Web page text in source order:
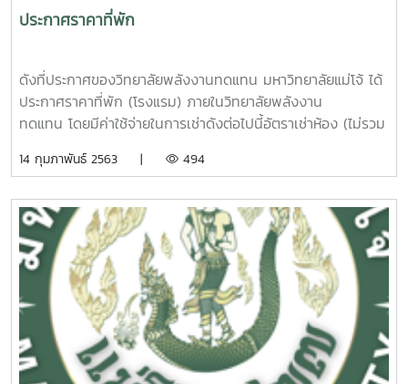
ประกาศราคาที่พัก
ดังที่ประกาศของวิทยาลัยพลังงานทดแทน มหาวิทยาลัยแม่โจ้ ได้
ประกาศราคาที่พัก (โรงแรม) ภายในวิทยาลัยพลังงาน
ทดแทน โดยมีค่าใช้จ่ายในการเช่าดังต่อไปนี้อัตราเช่าห้อง (ไม่รวม
เตียงเสริม 100 บาท/คืนอัตราค่าอาหาร อาหาร
พลังงานทดแทน)ค่าอาหารเช้า ตั้งแต่ 100 บาท/
คน/มื้อ ขึ้นไปค่าอาหารกลางวัน ตั้งแต่ 100 บาท/คน/
มื้อ ขึ้นไปค่าอาหารเย็น ตั้งแต่ 100 บาท/คน/มื้อ
ขึ้นไปค่าอาหารว่างและเครื่องดื่ม ตั้งแต่ 30 บาท/คน/มื้อ ขึ้น
ไปรายละเอียดเพิ่มเติมสามารถอ่านได้ ที่นี่ และ ที่นี่
14 กุมภาพันธ์ 2563 | 494